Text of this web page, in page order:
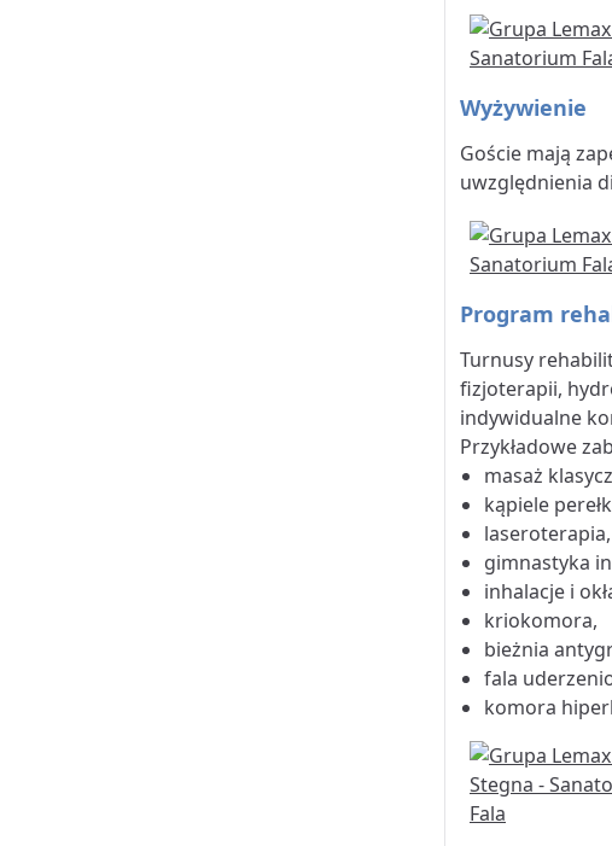
Wyżywienie
Goście mają
uwzględnienia
Program
Turnusy
fizjoterapii,
indywidualne
Przykładowe
masaż
kąpiele
gimnastyka
inhalacje i
kriokomora,
bieżnia
fala
komora